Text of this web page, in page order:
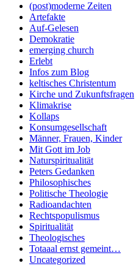
(post)moderne Zeiten
Artefakte
Auf-Gelesen
Demokratie
emerging church
Erlebt
Infos zum Blog
keltisches Christentum
Kirche und Zukunftsfragen
Klimakrise
Kollaps
Konsumgesellschaft
Männer, Frauen, Kinder
Mit Gott im Job
Naturspiritualität
Peters Gedanken
Philosophisches
Politische Theologie
Radioandachten
Rechtspopulismus
Spiritualität
Theologisches
Totaaal ernst gemeint…
Uncategorized